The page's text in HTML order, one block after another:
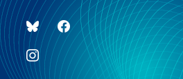
blueskyfacebook
instagram